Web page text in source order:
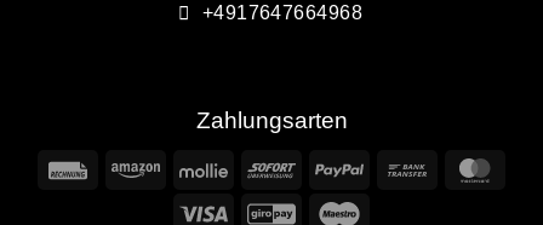
+4917647664968
Zahlungsarten
RechungAmazonMollie Sofort PayPal
Bank
Visa GiroPay